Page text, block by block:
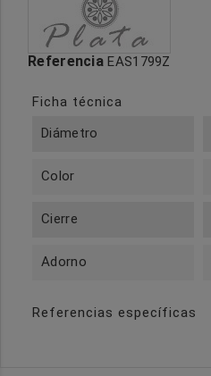
Referencia EAS1799Z
Ficha técnica
Diámetro
Color
Cierre
Adorno
Referencias específicas